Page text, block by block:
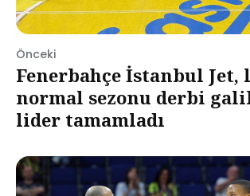
Önceki
Fenerbahçe İstanbul Jet,
normal sezonu derbi
lider tamamladı